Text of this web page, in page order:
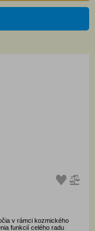
v rámci kozmického
funkcií celého radu